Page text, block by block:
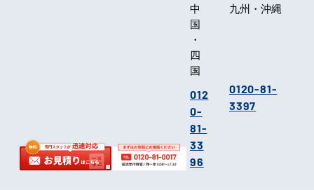
中
国
・
四
国
012
0-
81-
33
96
九州・沖縄
0120-81-
3397